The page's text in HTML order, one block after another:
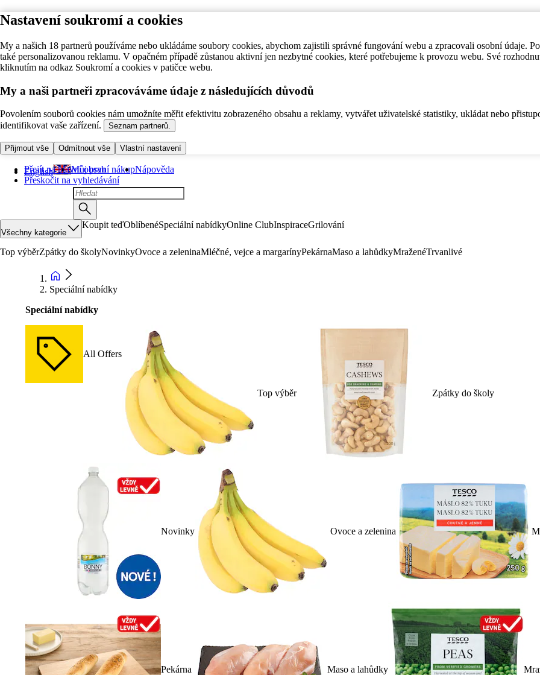
Nastavení soukromí a cookies
My a našich 18 partnerů používáme nebo ukládáme soubory cookies, abychom zajistili správné fungování webu a zpracovali osobní údaje.
také personalizovanou reklamu. V opačném případě zůstanou aktivní jen nezbytné cookies, které potřebujeme k provozu webu. Své
kliknutím na odkaz Soukromí a cookies v patičce webu.
My a naši partneři zpracováváme údaje z následujících důvodů
Povolením souborů cookies nám umožníte měřit efektivitu zobrazeného obsahu a reklamy, vytvářet uživatelské statistiky, ukládat nebo
identifikovat vaše zařízení.
Seznam partnerů.
Přijmout vše Odmítnout vše Vlastní nastavení
Přejít na hlavní obsah
Přeskočit na vyhledávání
English Můj první nákupNápověda
Všechny kategorie
Koupit teďOblíbenéSpeciální nabídkyOnline ClubInspiraceGrilování
Top výběrZpátky do školyNovinkyOvoce a zeleninaMléčné, vejce a margarínyPekárnaMaso a lahůdkyMraženéTrvanlivé
Speciální nabídky
Speciální nabídky
All Offers
Top výběr Zpátky do školy
Novinky Ovoce a zelenina
Pekárna Maso a lahůdky